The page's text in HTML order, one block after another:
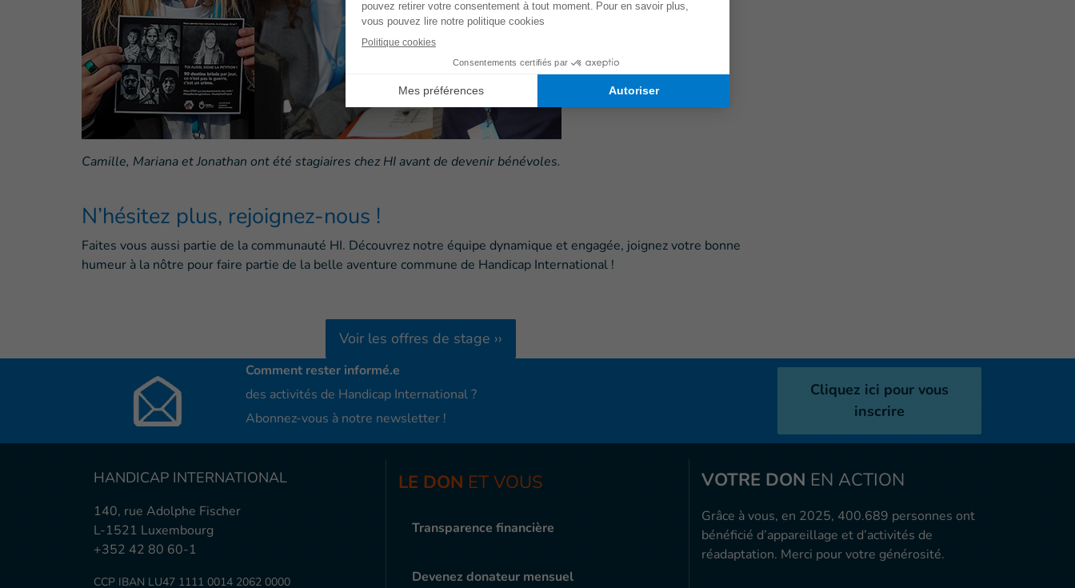
Camille, Mariana et Jonathan ont été stagiaires chez HI avant de devenir bénévoles.
N’hésitez plus, rejoignez-nous !
Faites vous aussi partie de la communauté HI. Découvrez notre équipe dynamique et engagée, joignez votre bonne
humeur à la nôtre pour faire partie de la belle aventure commune de Handicap International !
Voir les offres de stage ››
Comment rester informé.e
des activités de Handicap International ?
Abonnez-vous à notre newsletter !
Cliquez ici pour vous
inscrire
HANDICAP INTERNATIONAL
140, rue Adolphe Fischer
L-1521 Luxembourg
+352 42 80 60-1
CCP IBAN LU47 1111 0014 2062 0000
LE DON ET VOUS
Transparence financière
Devenez donateur mensuel
VOTRE DON EN ACTION
Grâce à vous, en 2025, 400.689 personnes ont
bénéficié d’appareillage et d’activités de
réadaptation. Merci pour votre générosité.